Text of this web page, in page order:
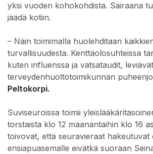
yksi vuoden kohokohdista. Sairaana
jäädä kotiin.
– Näin toimimalla huolehditaan
turvallisuudesta. Kenttäolosuhteissa
kuten influenssa ja vatsataudit,
terveydenhuoltotoimikunnan
Peltokorpi.
Suviseuroissa toimii
torstaista klo 12 maanantaihin klo 16
toivovat, että seuravieraat hakeutuvat
ensiapuasemalle eivätkä suoraan